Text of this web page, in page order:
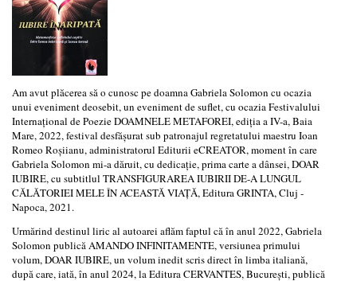
Am avut plăcerea să o cunosc pe doamna Gabriela Solomon cu ocazia
unui eveniment deosebit, un eveniment de suflet, cu ocazia Festivalului
Internațional de Poezie DOAMNELE METAFOREI, ediția a IV-a, Baia
Mare, 2022, festival desfășurat sub patronajul regretatului maestru Ioan
Romeo Roșiianu, administratorul Editurii eCREATOR, moment în care
Gabriela Solomon mi-a dăruit, cu dedicație, prima carte a dânsei, DOAR
IUBIRE, cu subtitlul TRANSFIGURAREA IUBIRII DE-A LUNGUL
CĂLĂTORIEI MELE ÎN ACEASTĂ VIAȚĂ, Editura GRINTA, Cluj -
Napoca, 2021.
Urmărind destinul liric al autoarei aflăm faptul că în anul 2022, Gabriela
Solomon publică AMANDO INFINITAMENTE, versiunea primului
volum, DOAR IUBIRE, un volum inedit scris direct în limba italiană,
după care, iată, în anul 2024, la Editura CERVANTES, București, publică